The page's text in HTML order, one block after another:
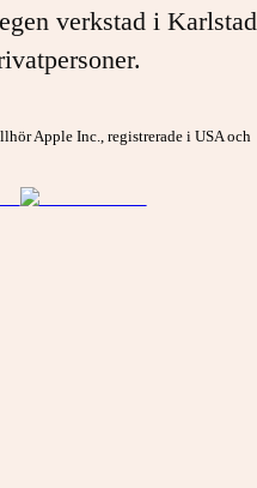
verkstad i
Apple Inc., registrerade i USA och